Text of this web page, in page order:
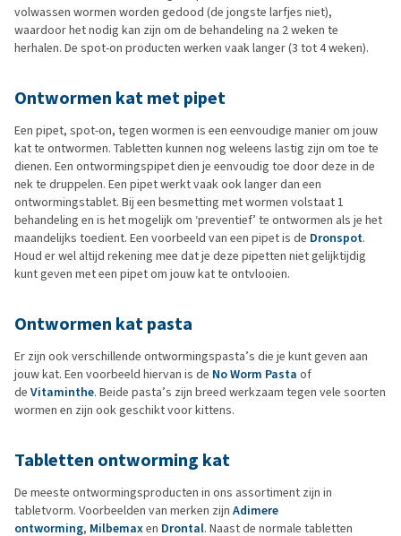
volwassen wormen worden gedood (de jongste larfjes niet),
waardoor het nodig kan zijn om de behandeling na 2 weken te
herhalen. De spot-on producten werken vaak langer (3 tot 4 weken).
Ontwormen kat met pipet
Een pipet, spot-on, tegen wormen is een eenvoudige manier om jouw
kat te ontwormen. Tabletten kunnen nog weleens lastig zijn om toe te
dienen. Een ontwormingspipet dien je eenvoudig toe door deze in de
nek te druppelen. Een pipet werkt vaak ook langer dan een
ontwormingstablet. Bij een besmetting met wormen volstaat 1
behandeling en is het mogelijk om ‘preventief’ te ontwormen als je het
maandelijks toedient. Een voorbeeld van een pipet is de Dronspot.
Houd er wel altijd rekening mee dat je deze pipetten niet gelijktijdig
kunt geven met een pipet om jouw kat te ontvlooien.
Ontwormen kat pasta
Er zijn ook verschillende ontwormingspasta’s die je kunt geven aan
jouw kat. Een voorbeeld hiervan is de No Worm Pasta of
de Vitaminthe. Beide pasta’s zijn breed werkzaam tegen vele soorten
wormen en zijn ook geschikt voor kittens.
Tabletten ontworming kat
De meeste ontwormingsproducten in ons assortiment zijn in
tabletvorm. Voorbeelden van merken zijn Adimere
ontworming, Milbemaxen Drontal. Naast de normale tabletten